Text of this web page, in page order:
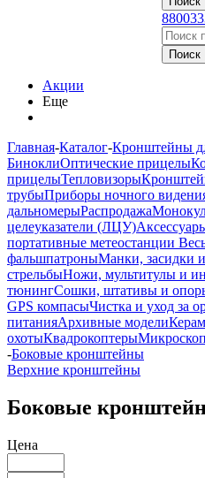
Акции
Еще
Главная-Каталог-Кронштейны
БиноклиОптические прицелы
прицелыТепловизоры
трубыПриборы ночного
дальномерыРаспродажа
целеуказатели (ЛЦУ)
портативные метеостанции
фальшпатроныМанки, засидки
стрельбыНожи, мультитулы и
тюнингСошки, штативы и
GPS компасыЧистка и уход за
питанияАрхивные модели
охотыКвадрокоптеры
-Боковые кронштейны
Верхние кронштейны
Боковые
Цена